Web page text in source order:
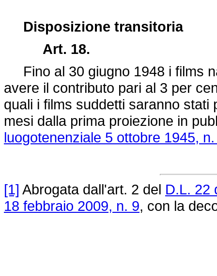
Disposizione transitoria
Art. 18.
Fino al 30 giugno 1948 i films
avere il contributo pari al 3 per
quali i films suddetti saranno
mesi dalla prima proiezione in
luogotenenziale 5 ottobre 1945,
[1] Abrogata dall'art. 2 del D.L. 22
18 febbraio 2009, n. 9, con la